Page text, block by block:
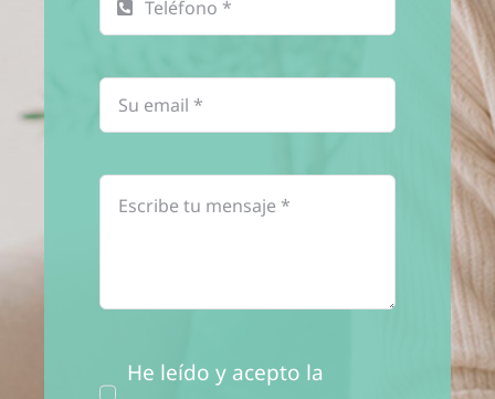
He leído y acepto la